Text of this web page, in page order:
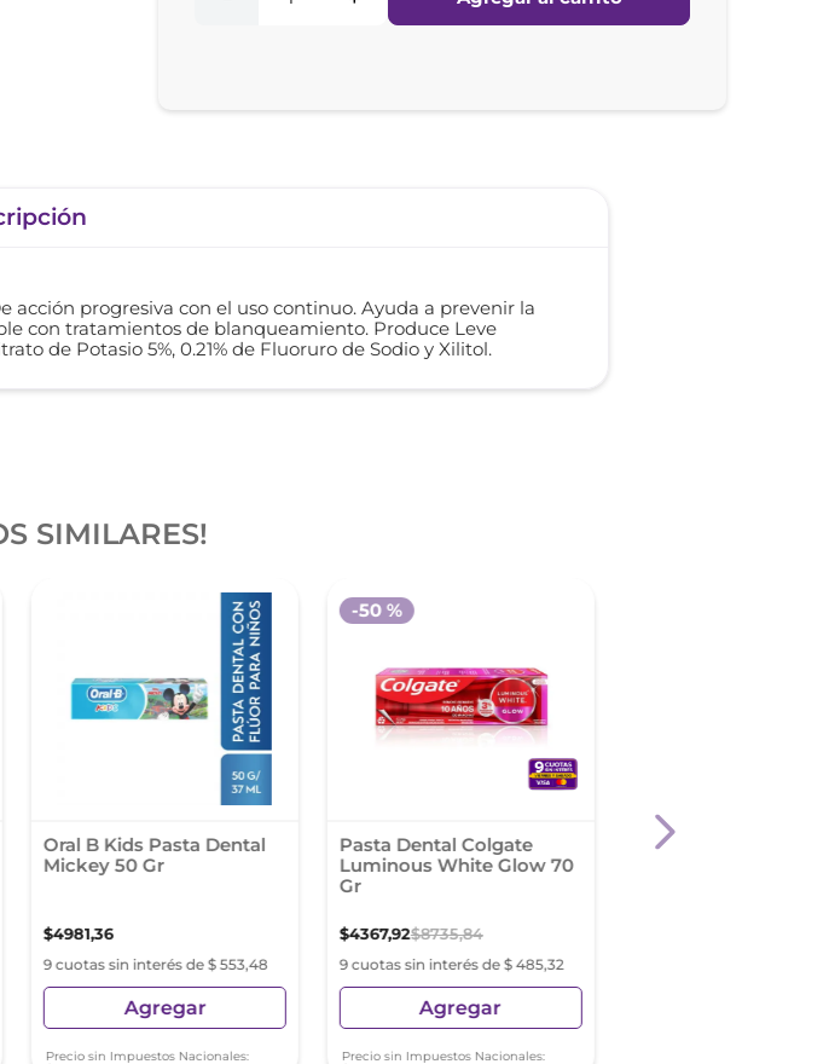
acción progresiva con el uso continuo. Ayuda a prevenir la
con tratamientos de blanqueamiento. Produce Leve
de Potasio 5%, 0.21% de Fluoruro de Sodio y Xilitol.
SIMILARES!
Oral B Kids Pasta Dental
Mickey 50 Gr
$4981,36
9 cuotas sin interés de $ 553,48
Agregar
Precio sin Impuestos Nacionales:
Pasta Dental Colgate
Luminous White Glow 70
Gr
$4367,92$8735,84
9 cuotas sin interés de $ 485,32
-50 %
Agregar
Precio sin Impuestos Nacionales:
Fluordent Junior Gel